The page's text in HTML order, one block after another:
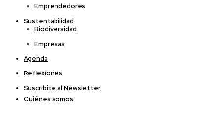
Emprendedores
Sustentabilidad
Biodiversidad
Empresas
Agenda
Reflexiones
Suscribite al Newsletter
Quiénes somos